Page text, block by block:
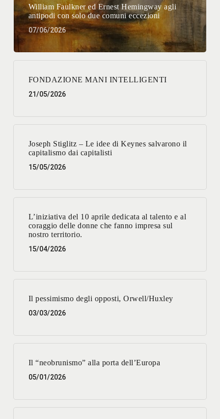
William Faulkner ed Ernest Hemingway agli
antipodi con solo due comuni eccezioni
07/06/2026
FONDAZIONE MANI INTELLIGENTI
21/05/2026
Joseph Stiglitz – Le idee di Keynes salvarono il
capitalismo dai capitalisti
15/05/2026
L’iniziativa del 10 aprile dedicata al talento e al
coraggio delle donne che fanno impresa sul
nostro territorio.
15/04/2026
Il pessimismo degli opposti, Orwell/Huxley
03/03/2026
Il “neobrunismo” alla porta dell’Europa
05/01/2026